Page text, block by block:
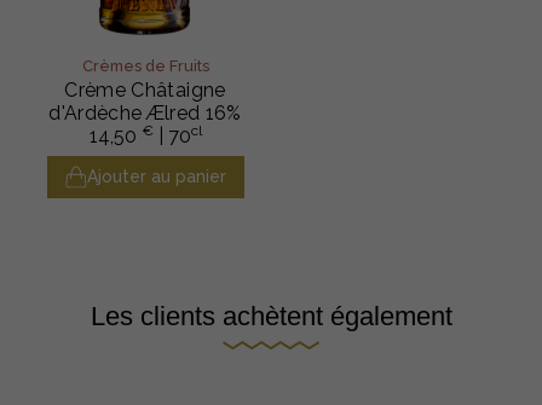
Crèmes de Fruits
Crème Châtaigne
d'Ardèche Ælred 16%
14,50 € | 70cl
Ajouter au panier
Les clients achètent également